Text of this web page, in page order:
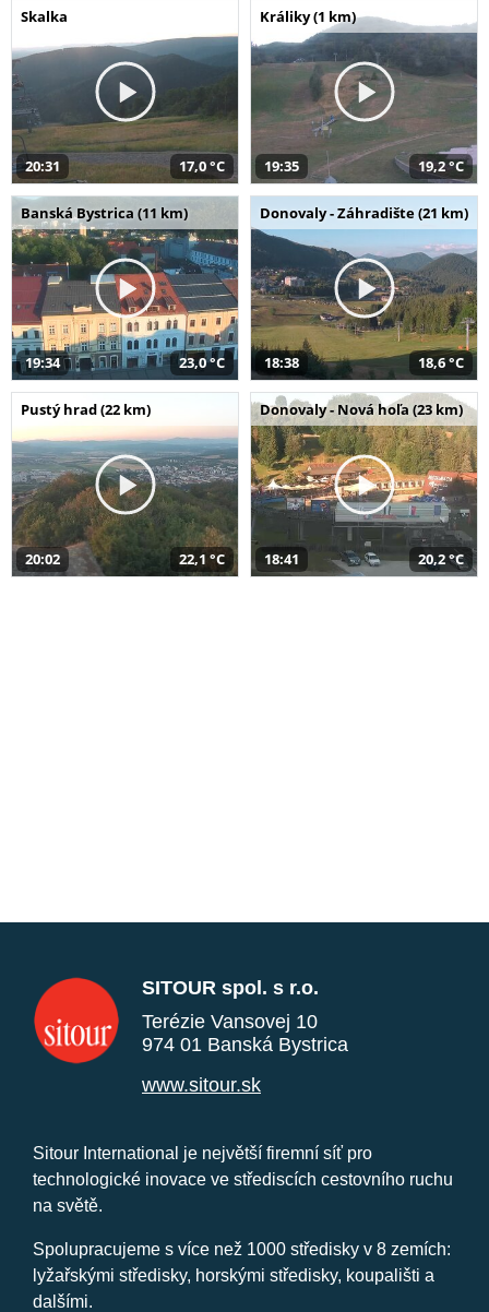
Skalka
20:31 17,0 °C
Králiky (1 km)
19:35 19,2 °C
Banská Bystrica (11 km)
19:34 23,0 °C
Donovaly - Záhradište (21 km)
18:38 18,6 °C
Pustý hrad (22 km)
20:02 22,1 °C
Donovaly - Nová hoľa (23 km)
18:41 20,2 °C
SITOUR spol. s r.o.
Terézie Vansovej 10
974 01 Banská Bystrica
www.sitour.sk
Sitour International je největší firemní síť pro
technologické inovace ve střediscích cestovního ruchu
na světě.
Spolupracujeme s více než 1000 středisky v 8 zemích:
lyžařskými středisky, horskými středisky, koupališti a
dalšími.